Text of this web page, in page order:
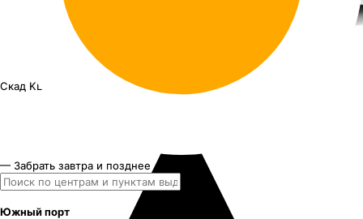
Скад KL-1069 18"x7J PCD 5x108 ЕТ 33 ЦО 60.1
— Забрать завтра и позднее
Южный порт